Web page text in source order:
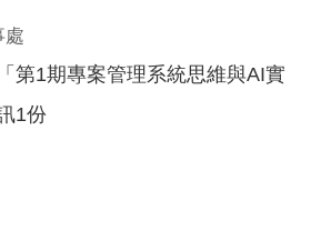
處
第1期專案管理系統思維與AI實
1份